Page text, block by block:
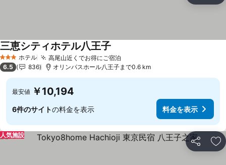
3 ホテルのランク
ホテル 高尾山近くでお得にご宿泊
三恵シティホテル八王子
6.5 836 オリンパスホール八王子まで0.6 km
最安値 ￥10,194
6件のサイトの料金を表示 料金を表示
シェア お
人気施設